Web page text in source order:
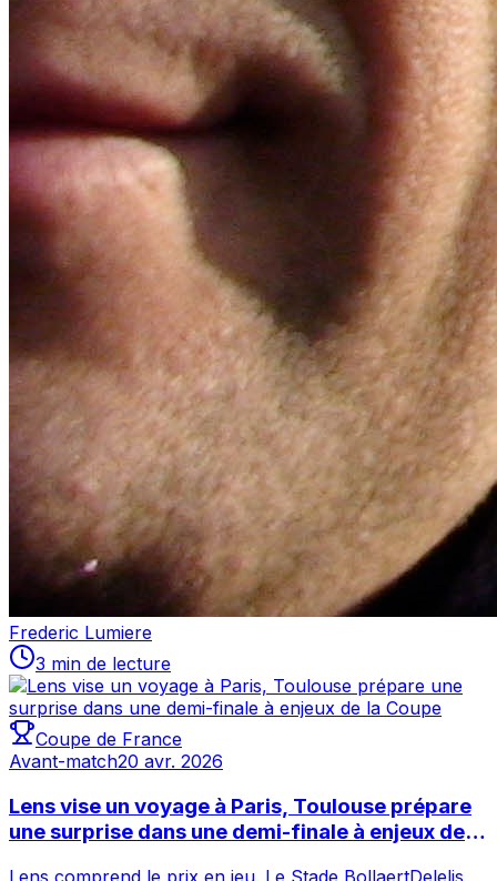
Frederic Lumiere
3 min de lecture
Coupe de France
Avant-match20 avr. 2026
Lens vise un voyage à Paris, Toulouse prépare
une surprise dans une demi-finale à enjeux de la
Lens comprend le prix en jeu. Le Stade BollaertDelelis